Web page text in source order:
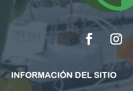
INFORMACIÓN DEL SITIO